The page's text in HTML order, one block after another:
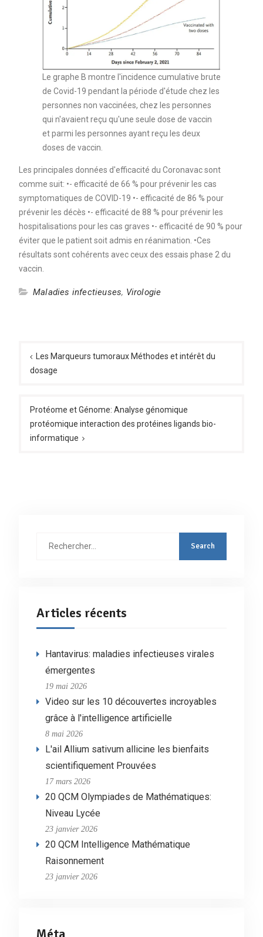
Le graphe B montre l'incidence cumulative brute
de Covid-19 pendant la période d'étude chez les
personnes non vaccinées, chez les personnes
qui n'avaient reçu qu'une seule dose de vaccin
et parmi les personnes ayant reçu les deux
doses de vaccin.
Les principales données d'efficacité du Coronavac sont
comme suit: •- efficacité de 66 % pour prévenir les cas
symptomatiques de COVID-19 •- efficacité de 86 % pour
prévenir les décès •- efficacité de 88 % pour prévenir les
hospitalisations pour les cas graves •- efficacité de 90 % pour
éviter que le patient soit admis en réanimation. •Ces
résultats sont cohérents avec ceux des essais phase 2 du
vaccin.
Maladies infectieuses, Virologie
de
l’article
Les Marqueurs tumoraux Méthodes et intérêt du
dosage
Protéome et Génome: Analyse génomique
protéomique interaction des protéines ligands bio-
informatique
Articles récents
Hantavirus: maladies infectieuses virales
émergentes
19 mai 2026
Video sur les 10 découvertes incroyables
grâce à l'intelligence artificielle
8 mai 2026
L'ail Allium sativum allicine les bienfaits
scientifiquement Prouvées
17 mars 2026
20 QCM Olympiades de Mathématiques:
Niveau Lycée
23 janvier 2026
20 QCM Intelligence Mathématique
Raisonnement
23 janvier 2026
Méta